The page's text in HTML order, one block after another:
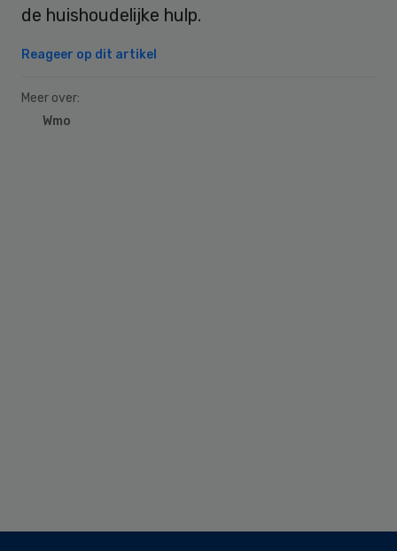
de huishoudelijke hulp.
Reageer op dit artikel
Meer over:
Wmo